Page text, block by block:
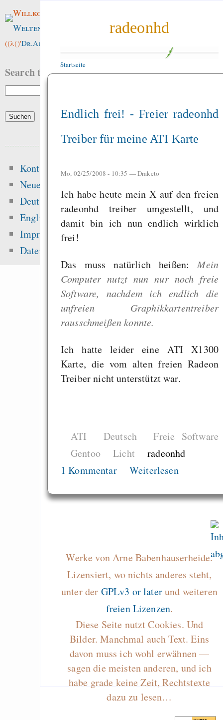
radeonhd
Startseite
Endlich frei! - Freier radeonhd
Treiber für meine ATI Karte
Mo, 02/25/2008 - 10:35 —Draketo
Ich habe heute mein X auf den freien
radeonhd treiber umgestellt, und
damit bin ich nun endlich wirklich
frei!
Das muss natürlich heißen:Mein
Computer nutzt nun nur noch freie
Software, nachdem ich endlich die
unfreien Graphikkartentreiber
rausschmeißen konnte.
Ich hatte leider eine ATI X1300
Karte, die vom alten freien Radeon
Treiber nicht unterstützt war.
ATI Deutsch
Freie Software
Gentoo
Licht
radeonhd
1 Kommentar
Weiterlesen
Werke von Arne Babenhauserheide.
Lizensiert, wo nichts anderes steht,
unter der GPLv3 or laterund weiteren
freien Lizenzen.
Diese Seite nutzt Cookies. Und
Bilder. Manchmal auch Text. Eins
davon muss ich wohl erwähnen —
sagen die meisten anderen, und ich
habe grade keine Zeit, Rechtstexte
dazu zu lesen…
Willkommen im
Weltenwald
((λ()'Dr.ArneBab
Search this site:
Kontakt
Neue Inhalte
Deutsch
English
Impressum
Datenschutz
Beliebte Inhalte
Heute:
Die erste Million
schwerste: Der
Fehler
Freenet / Hyphanet
Wirtschaftskrise vs.
Going from Python
Scheme - a
progression
Zuletzt angezeigt:
English
Reformierung der
Ideen zum
Alltag in
Klimaneutralen Welt
Nebelfest -
Rissen
Curb impacts
programming to
EU sovereignty
Es gibt Fakten
Measured
Graben-Neudorf,
West Germany